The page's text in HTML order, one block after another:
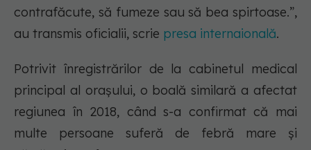
contrafăcute, să fumeze sau să bea spirtoase.”,
au transmis oficialii, scrie presa internaională.
Potrivit înregistrărilor de la cabinetul medical
principal al orașului, o boală similară a afectat
regiunea în 2018, când s-a confirmat că mai
multe persoane suferă de febră mare și